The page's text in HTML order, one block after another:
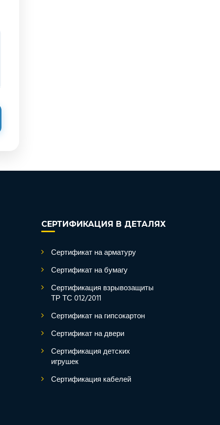
СЕРТИФИКАЦИЯ В ДЕТАЛЯХ
Сертификат на арматуру
Сертификат на бумагу
Сертификация взрывозащиты
ТР ТС 012/2011
Сертификат на гипсокартон
Сертификат на двери
Сертификация детских
игрушек
Сертификация кабелей